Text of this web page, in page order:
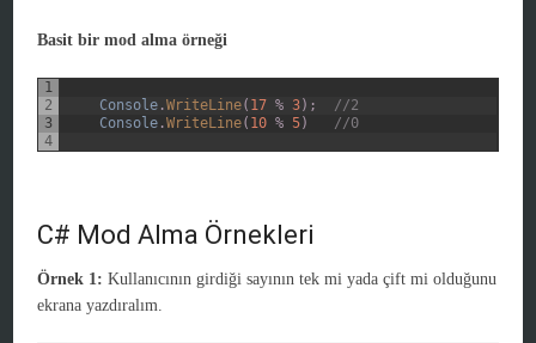
Basit bir mod alma örneği
1
2
3
4
Console .WriteLine( 17 % 3) ;
//2
Console .WriteLine( 10 % 5) //0
C# Mod Alma Örnekleri
Örnek 1: Kullanıcının girdiği sayının tek mi yada çift mi olduğunu
ekrana yazdıralım.